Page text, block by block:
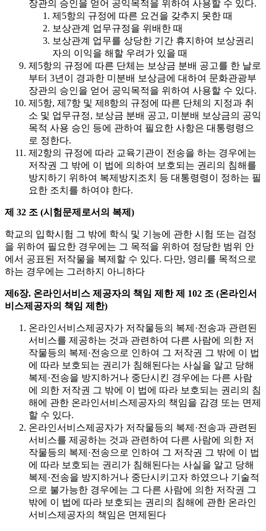
장관의 승인을 얻어 공익목적을 위하여 사용할 수 있다.
제5항의 규정에 따른 요건을 갖추지 못한 때
보상관계 업무규정을 위배한 때
보상관계 업무를 상당한 기간 휴지하여 보상권리
자의 이익을 해할 우려가 있을 때
제5항의 규정에 따른 단체는 보상금 분배 공고를 한 날로
부터 3년이 경과한 미분배 보상금에 대하여 문화관광부
장관의 승인을 얻어 공익목적을 위하여 사용할 수 있다.
제5항, 제7항 및 제8항의 규정에 따른 단체의 지정과 취
소 및 업무규정, 보상금 분배 공고, 미분배 보상금의 공익
목적 사용 승인 등에 관하여 필요한 사항은 대통령령으
로 정한다.
제2항의 규정에 따라 교육기관이 전송을 하는 경우에는
저작권 그 밖에 이 법에 의하여 보호되는 권리의 침해를
방지하기 위하여 복제방지조치 등 대통령령이 정하는 필
요한 조치를 하여야 한다.
제 32 조 (시험문제로서의 복제)
학교의 입학시험 그 밖에 학식 및 기능에 관한 시험 또는 검정
을 위하여 필요한 경우에는 그 목적을 위하여 정당한 범위 안
에서 공표된 저작물을 복제할 수 있다. 다만, 영리를 목적으로
하는 경우에는 그러하지 아니하다
제6장. 온라인서비스 제공자의 책임 제한 제 102 조 (온라인서
비스제공자의 책임 제한)
온라인서비스제공자가 저작물등의 복제·전송과 관련된
서비스를 제공하는 것과 관련하여 다른 사람에 의한 저
작물등의 복제·전송으로 인하여 그 저작권 그 밖에 이 법
에 따라 보호되는 권리가 침해된다는 사실을 알고 당해
복제·전송을 방지하거나 중단시킨 경우에는 다른 사람
에 의한 저작권 그 밖에 이 법에 따라 보호되는 권리의 침
해에 관한 온라인서비스제공자의 책임을 감경 또는 면제
할 수 있다.
온라인서비스제공자가 저작물등의 복제·전송과 관련된
서비스를 제공하는 것과 관련하여 다른 사람에 의한 저
작물등의 복제·전송으로 인하여 그 저작권 그 밖에 이 법
에 따라 보호되는 권리가 침해된다는 사실을 알고 당해
복제·전송을 방지하거나 중단시키고자 하였으나 기술적
으로 불가능한 경우에는 그 다른 사람에 의한 저작권 그
밖에 이 법에 따라 보호되는 권리의 침해에 관한 온라인
서비스제공자의 책임은 면제된다